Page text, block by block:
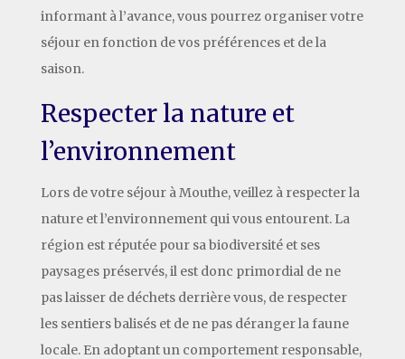
informant à l’avance, vous pourrez organiser votre
séjour en fonction de vos préférences et de la
saison.
Respecter la nature et
l’environnement
Lors de votre séjour à Mouthe, veillez à respecter la
nature et l’environnement qui vous entourent. La
région est réputée pour sa biodiversité et ses
paysages préservés, il est donc primordial de ne
pas laisser de déchets derrière vous, de respecter
les sentiers balisés et de ne pas déranger la faune
locale. En adoptant un comportement responsable,